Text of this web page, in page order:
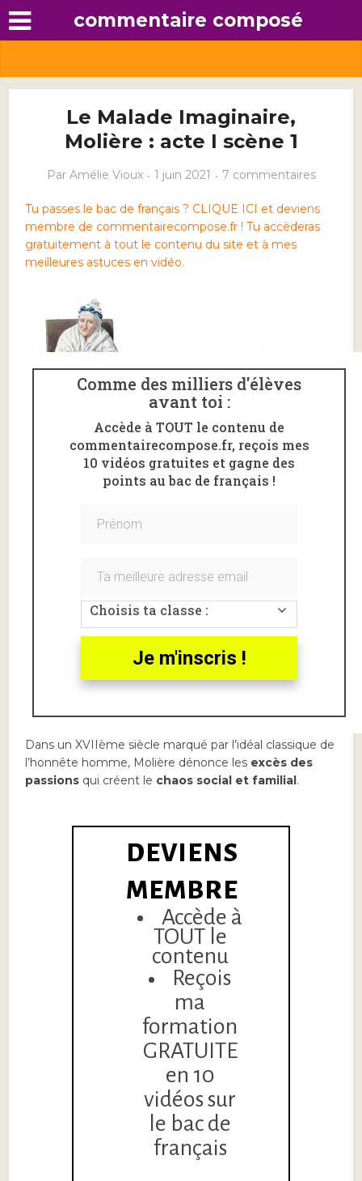
commentaire composé
Le Malade Imaginaire,
Molière : acte I scène 1
Par Amélie Vioux 1 juin 2021 7 commentaires
Tu passes le bac de français ? CLIQUE ICI et deviens
membre de commentairecompose.fr ! Tu accèderas
gratuitement à tout le contenu du site et à mes
meilleures astuces en vidéo.
Le Malade imaginaire, acte I
scène 1 : introduction
est l’un des plus grands dramaturges français,
comédiesde caractère, qui
personnages excessifs:L’Avare,Le Misanthrope
Dans un XVIIème siècle marqué par l’idéal classique de
l’honnête homme, Molière dénonce les excès des
passions qui créent le chaos social et familial.
DEVIENS
MEMBRE
Accède à
TOUT le
contenu
Reçois
ma
formation
GRATUITE
en 10
vidéos sur
le bac de
français
Comme des milliers d'élèves
avant toi :
Accède à TOUT le contenu de
commentairecompose.fr, reçois mes
10 vidéos gratuites et gagne des
points au bac de français !
Choisis ta classe :
Je m'inscris !